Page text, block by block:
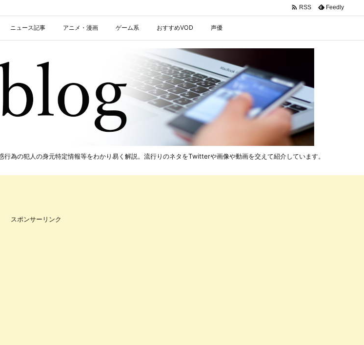
ニュース記事 アニメ・漫画 ゲーム系 おすすめVOD 声優
 RSS Feedly
為の犯人の身元特定情報等をわかり易く解説。流行りのネタをTwitterや画像や動画を交えて紹介しています。
スポンサーリンク